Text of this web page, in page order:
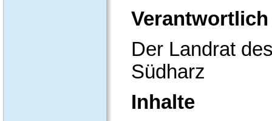
Der Landrat
Südharz
Inhalte